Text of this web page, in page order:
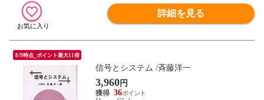
詳細を見る
8/9時点_ポイント最大11倍
信号とシステム /斉藤洋一
3,960円
36